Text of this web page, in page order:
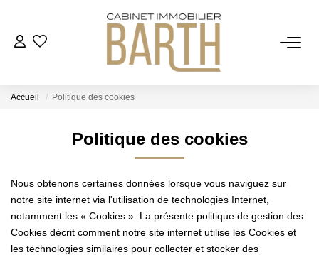
ESTIMER
VENDRE
RECRUTEMENT
AGENCE
Accueil Politique des cookies
Politique des cookies
Nous obtenons certaines données lorsque vous naviguez sur
notre site internet via l'utilisation de technologies Internet,
notamment les « Cookies ». La présente politique de gestion des
Cookies décrit comment notre site internet utilise les Cookies et
les technologies similaires pour collecter et stocker des